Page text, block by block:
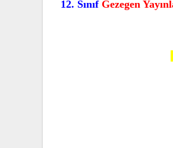
12. Sınıf Gezegen